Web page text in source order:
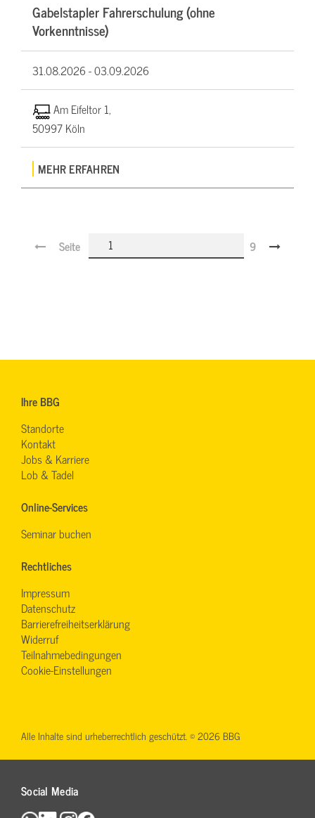
Gabelstapler Fahrerschulung (ohne
Vorkenntnisse)
31.08.2026 -03.09.2026
Am Eifeltor 1,
50997 Köln
MEHR ERFAHREN
Seite 9
Ihre BBG
Standorte
Kontakt
Jobs & Karriere
Lob & Tadel
Online-Services
Seminar buchen
Rechtliches
Impressum
Datenschutz
Barrierefreiheitserklärung
Widerruf
Teilnahmebedingungen
Cookie-Einstellungen
Social Media
Alle Inhalte sind urheberrechtlich geschützt. © 2026 BBG